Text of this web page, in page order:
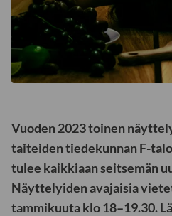
Vuoden 2023 toinen
taiteiden tiedekunnan F-
tulee kaikkiaan seitsemän
Näyttelyiden avajaisia
tammikuuta klo 18–19.30.